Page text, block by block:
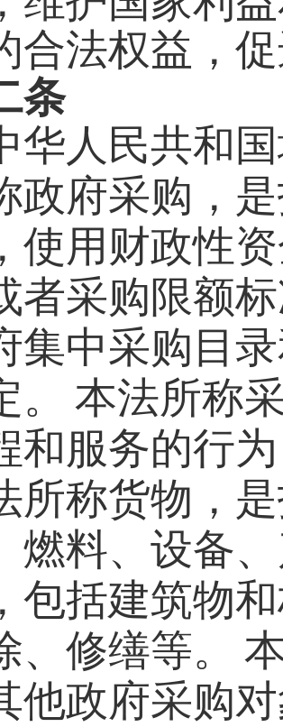
合法权益，
条
华人民共和
政府采购，
使用财政性
者采购限额
集中采购目
本法所称
和服务的行
所称货物，
燃料、设备
包括建筑物
、修缮等。
他政府采购